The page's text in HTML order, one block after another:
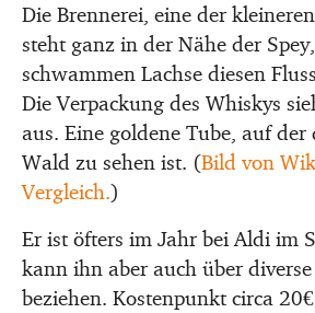
Die Brennerei, eine der
steht ganz in der Nähe der
schwammen Lachse diesen
Die Verpackung des Whiskys
aus. Eine goldene Tube, auf
Wald zu sehen ist. (Bild von
Vergleich.)
Er ist öfters im Jahr bei Aldi im
kann ihn aber auch über
beziehen. Kostenpunkt circa